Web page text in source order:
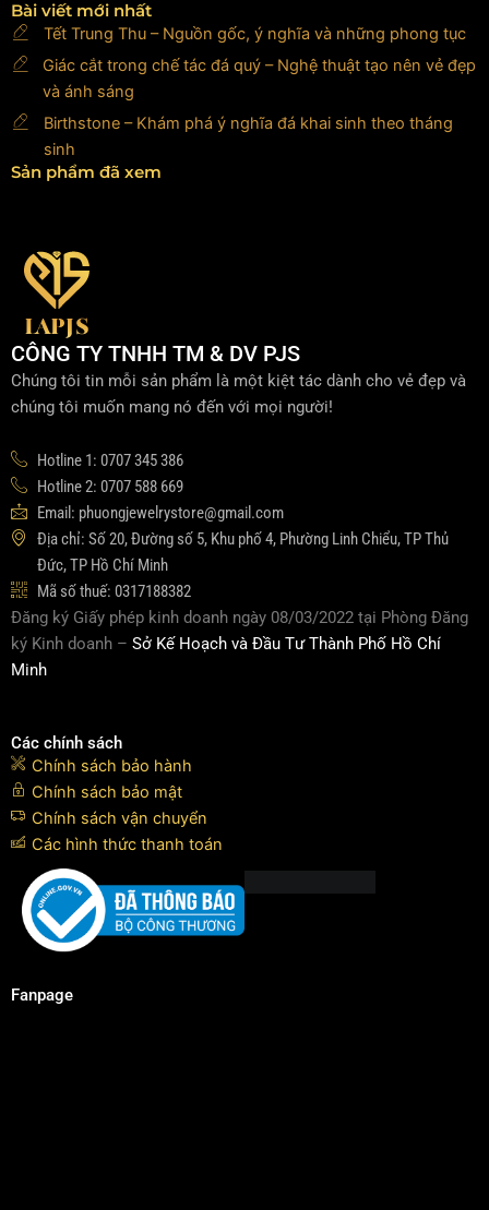
Bài viết mới nhất
Tết Trung Thu – Nguồn gốc, ý nghĩa và những phong tục
Giác cắt trong chế tác đá quý – Nghệ thuật tạo nên vẻ đẹp
và ánh sáng
Birthstone – Khám phá ý nghĩa đá khai sinh theo tháng
sinh
Sản phẩm đã xem
CÔNG TY TNHH TM & DV PJS
Chúng tôi tin mỗi sản phẩm là một kiệt tác dành cho vẻ đẹp và
chúng tôi muốn mang nó đến với mọi người!
Hotline 1: 0707 345 386
Hotline 2: 0707 588 669
Email: phuongjewelrystore@gmail.com
Địa chỉ: Số 20, Đường số 5, Khu phố 4, Phường Linh Chiểu, TP Thủ
Đức, TP Hồ Chí Minh
Mã số thuế: 0317188382
Đăng ký Giấy phép kinh doanh ngày 08/03/2022 tại Phòng Đăng
ký Kinh doanh – Sở Kế Hoạch và Đầu Tư Thành Phố Hồ Chí
Minh
Các chính sách
Chính sách bảo hành
Chính sách bảo mật
Chính sách vận chuyển
Các hình thức thanh toán
Fanpage